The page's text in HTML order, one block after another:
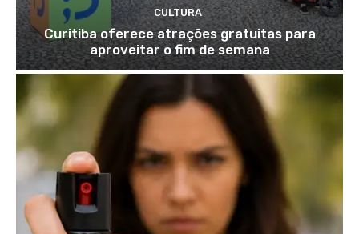
CULTURA
Curitiba oferece atrações gratuitas para
aproveitar o fim de semana